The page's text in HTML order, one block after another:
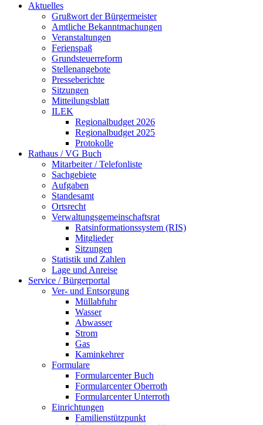
Aktuelles
Grußwort der Bürgermeister
Amtliche Bekanntmachungen
Veranstaltungen
Ferienspaß
Grundsteuerreform
Stellenangebote
Presseberichte
Sitzungen
Mitteilungsblatt
ILEK
Regionalbudget 2026
Regionalbudget 2025
Protokolle
Rathaus / VG Buch
Mitarbeiter / Telefonliste
Sachgebiete
Aufgaben
Standesamt
Ortsrecht
Verwaltungsgemeinschaftsrat
Ratsinformationssystem (RIS)
Mitglieder
Sitzungen
Statistik und Zahlen
Lage und Anreise
Service / Bürgerportal
Ver- und Entsorgung
Müllabfuhr
Wasser
Abwasser
Strom
Gas
Kaminkehrer
Formulare
Formularcenter Buch
Formularcenter Oberroth
Formularcenter Unterroth
Einrichtungen
Familienstützpunkt